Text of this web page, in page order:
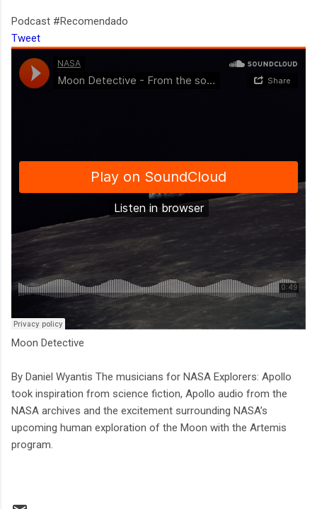
Podcast #Recomendado
Tweet
Moon Detective
By Daniel Wyantis The musicians for NASA Explorers: Apollo
took inspiration from science fiction, Apollo audio from the
NASA archives and the excitement surrounding NASA’s
upcoming human exploration of the Moon with the Artemis
program.